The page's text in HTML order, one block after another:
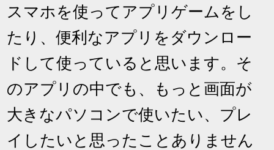
スマホを使ってアプリゲームをし
たり、便利なアプリをダウンロー
ドして使っていると思います。そ
のアプリの中でも、もっと画面が
大きなパソコンで使いたい、プレ
イしたいと思ったことありません